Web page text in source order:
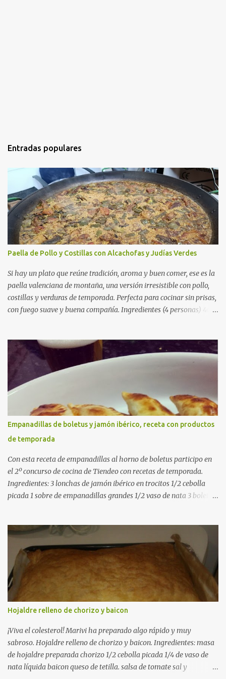
Entradas populares
Paella de Pollo y Costillas con Alcachofas y Judías Verdes
Si hay un plato que reúne tradición, aroma y buen comer, ese es la
paella valenciana de montaña, una versión irresistible con pollo,
costillas y verduras de temporada. Perfecta para cocinar sin prisas,
con fuego suave y buena compañía. Ingredientes (4 personas) 400
verdes planas 2 tomates maduros rallados 1,2 litros de caldo de
pollo (o agua) 1 cucharadita de hebras de azafrán 1 cucharadita de
pimentón dulce 2 dientes de ajo Aceite de oliva virgen extra Sal al
gusto (Opcional) una ramita de romero Elaboración 1. Prepara las
verduras Limpia las alcachofas, retira las hojas duras y córtalas en
cuartos. Trocea las judías verdes. Reserva en agua con limón para
que no se oxiden. 2. Sofríe las carnes En la paellera, añade un buen
chorro de aceite de oliva y dora bien el pollo y las costillas a fuego
medio-alto. Este paso es clave: cuanto más dorado, más sabor ten...
Empanadillas de boletus y jamón ibérico, receta con productos
de temporada
Con esta receta de empanadillas al horno de boletus participo en
el 2º concurso de cocina de Tiendeo con recetas de temporada.
Ingredientes: 3 lonchas de jamón ibérico en trocitos 1/2 cebolla
picada 1 sobre de empanadillas grandes 1/2 vaso de nata 3 boletus
virgen para untar la bandeja de horno Elaboración: Precalentar el
horno a 200ºC .Picamos la cebolla y la doramos en una sartén
grande con el aceite de oliva virgen extra a fuego medio. A
continuación agregamos la nata y los boletus en trocitos
pequeños. Removemos bien y agregamos el jamón ibérico cortado
en trocitos. Picamos los huevos duros y los agregamos a la mezcla
dejamos reducir algo la nata para que espese. Rectificamos de sal.
Empezamos a rellenar las empanadillas de la mezcla anterior con
ayuda de una cuchara. Cerramos las empanadillas con ayuda de
u...
Hojaldre relleno de chorizo y baicon
¡Viva el colesterol! Marivi ha preparado algo rápido y muy
sabroso. Hojaldre relleno de chorizo y baicon. Ingredientes: masa
de hojaldre preparada chorizo 1/2 cebolla picada 1/4 de vaso de
nata líquida baicon queso de tetilla. salsa de tomate sal y